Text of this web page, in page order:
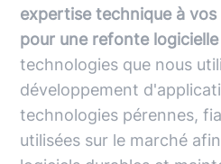
expertise technique à
pour une refonte logicielle
technologies que nous
développement
technologies pérennes,
utilisées sur le marché